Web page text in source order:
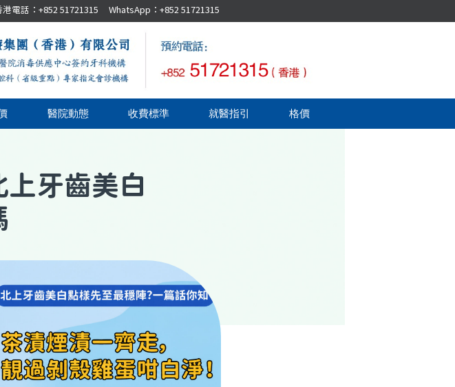
電話：+852 51721315 WhatsApp：+852 51721315
醫院動態 收費標準 就醫指引 格價
上牙齒美白